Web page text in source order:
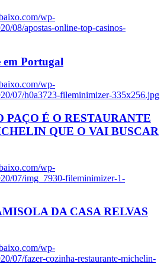
wp-
08/apostas-online-top-casinos-
em Portugal
wp-
07/h0a3723-fileminimizer-335x256.jpg
PAÇO É O RESTAURANTE
QUE O VAI BUSCAR
wp-
07/img_7930-fileminimizer-1-
DA CASA RELVAS
wp-
07/fazer-cozinha-restaurante-michelin-